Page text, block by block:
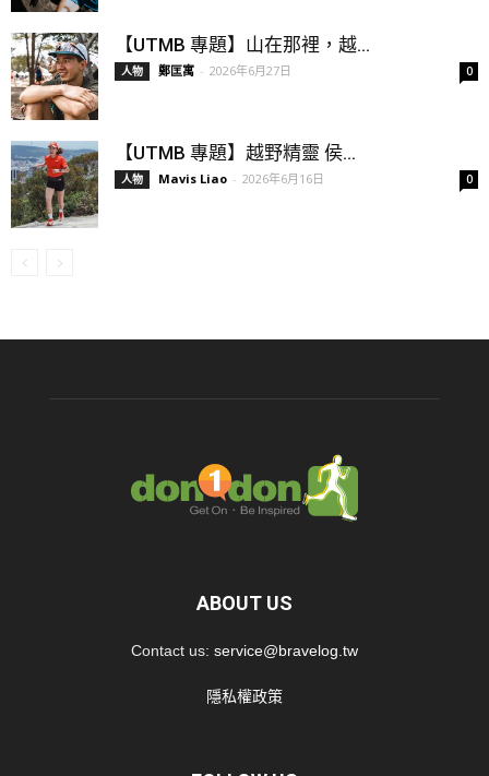
【UTMB 專題】山在那裡，越...
人物 鄭匡寓 - 2026年6月27日 0
【UTMB 專題】越野精靈 侯...
人物 Mavis Liao - 2026年6月16日 0
ABOUT US
Contact us: service@bravelog.tw
隱私權政策